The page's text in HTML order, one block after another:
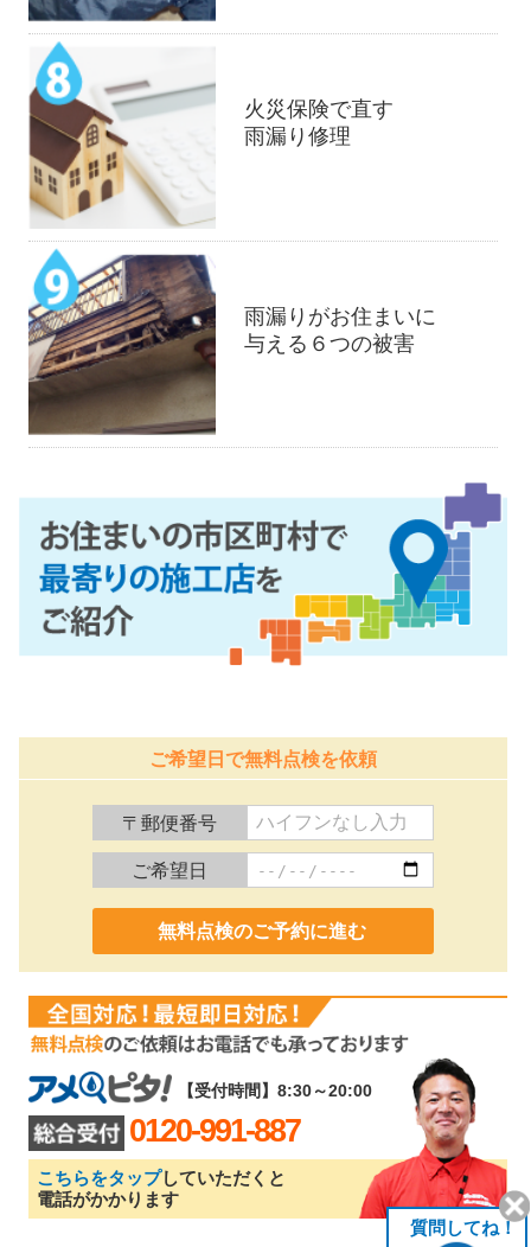
火災保険で直す
雨漏り修理
雨漏りがお住まいに
与える６つの被害
ご希望日で無料点検を依頼
〒郵便番号
ご希望日
0120-991-887
【受付時間】8:30～20:00
0120-991-887
こちらをタップしていただくと
電話がかかります
質問してね！